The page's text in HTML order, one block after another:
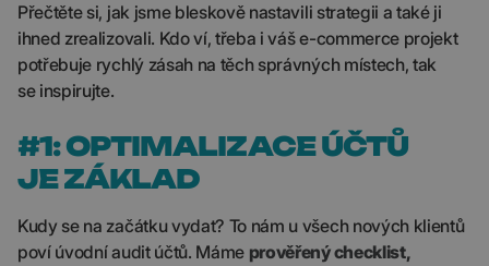
Přečtěte si, jak jsme bleskově nastavili strategii a také ji
ihned zrealizovali. Kdo ví, třeba i váš e-commerce projekt
potřebuje rychlý zásah na těch správných místech, tak
se inspirujte.
#1: OPTIMALIZACE ÚČTŮ
JE ZÁKLAD
Kudy se na začátku vydat? To nám u všech nových klientů
poví úvodní audit účtů. Máme prověřený checklist,